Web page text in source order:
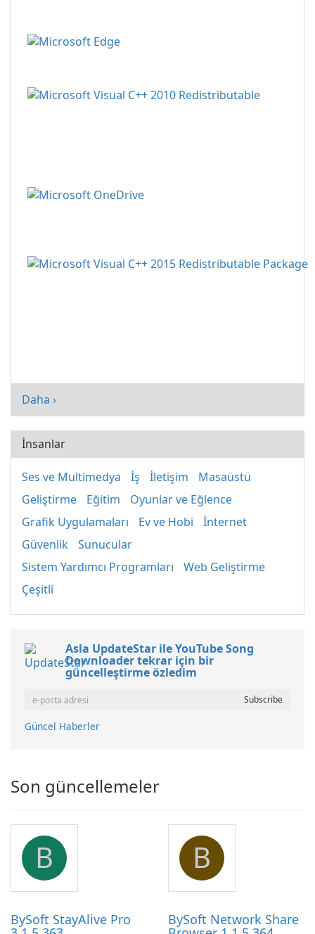
Daha ›
İnsanlar
Ses ve Multimedya İş İletişim
Masaüstü
Geliştirme
Eğitim
Oyunlar ve Eğlence
Grafik Uygulamaları
Ev ve Hobi
İnternet
Güvenlik
Sunucular
Sistem Yardımcı Programları
Web Geliştirme
Çeşitli
Asla UpdateStar ile YouTube Song
Downloader tekrar için bir
güncelleştirme özledim
Güncel Haberler
Son güncellemeler
B
BySoft StayAlive Pro
B
BySoft Network Share